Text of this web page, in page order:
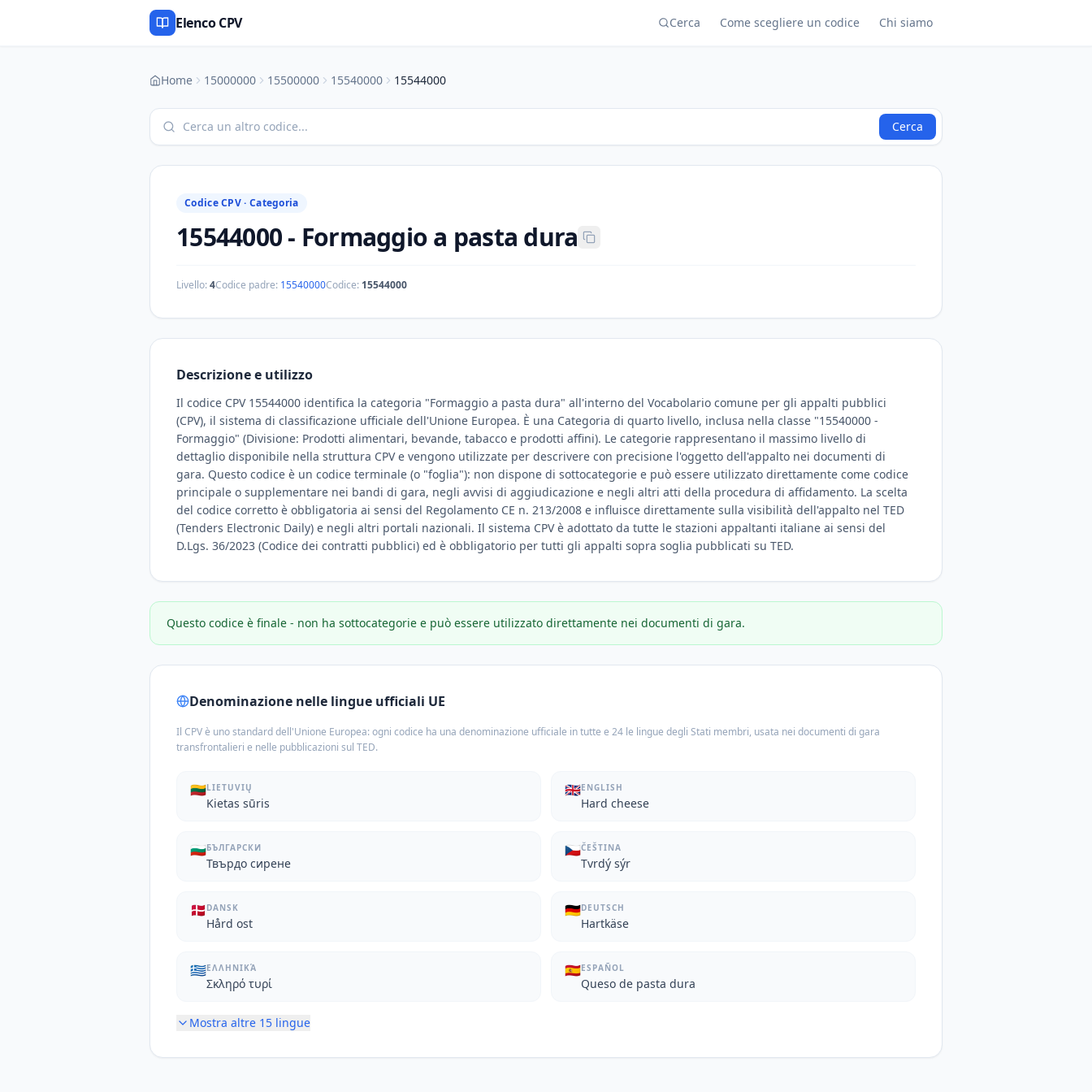
Elenco CPV Cerca Come scegliere un codice Chi siamo
Home 15000000 15500000 15540000 15544000
Cerca
Codice CPV · Categoria
15544000- Formaggio a pasta dura
Livello:4Codice padre: 15540000Codice: 15544000
Descrizione e utilizzo
Il codice CPV 15544000 identifica la categoria "Formaggio a pasta dura" all'interno del Vocabolario comune per gli appalti pubblici
(CPV), il sistema di classificazione ufficiale dell'Unione Europea. È una Categoria di quarto livello, inclusa nella classe "15540000 -
Formaggio" (Divisione: Prodotti alimentari, bevande, tabacco e prodotti affini). Le categorie rappresentano il massimo livello di
dettaglio disponibile nella struttura CPV e vengono utilizzate per descrivere con precisione l'oggetto dell'appalto nei documenti di
gara. Questo codice è un codice terminale (o "foglia"): non dispone di sottocategorie e può essere utilizzato direttamente come codice
principale o supplementare nei bandi di gara, negli avvisi di aggiudicazione e negli altri atti della procedura di affidamento. La scelta
del codice corretto è obbligatoria ai sensi del Regolamento CE n. 213/2008 e influisce direttamente sulla visibilità dell'appalto nel TED
(Tenders Electronic Daily) e negli altri portali nazionali. Il sistema CPV è adottato da tutte le stazioni appaltanti italiane ai sensi del
D.Lgs. 36/2023 (Codice dei contratti pubblici) ed è obbligatorio per tutti gli appalti sopra soglia pubblicati su TED.
Questo codice è finale - non ha sottocategorie e può essere utilizzato direttamente nei documenti di gara.
Denominazione nelle lingue ufficiali UE
Il CPV è uno standard dell'Unione Europea: ogni codice ha una denominazione ufficiale in tutte e 24 le lingue degli Stati membri, usata nei documenti di gara
transfrontalieri e nelle pubblicazioni sul TED.
🇱🇹LIETUVIŲ
Kietas sūris
🇬🇧ENGLISH
Hard cheese
🇧🇬БЪЛГАРСКИ
Твърдо сирене
🇨🇿ČEŠTINA
Tvrdý sýr
🇩🇰 DANSK
Hård ost
🇩🇪DEUTSCH
Hartkäse
🇬🇷ΕΛΛΗΝΙΚΆ
Σκληρό τυρί
🇪🇸ESPAÑOL
Queso de pasta dura
Mostra altre 15 lingue